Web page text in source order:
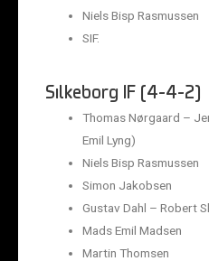
Niels Bisp Rasmussen
SIF.
Silkeborg IF (4-4-2)
Thomas Nørgaard –
Emil Lyng)
Niels Bisp Rasmussen
Simon Jakobsen
Gustav Dahl – Robert
Mads Emil Madsen
Martin Thomsen